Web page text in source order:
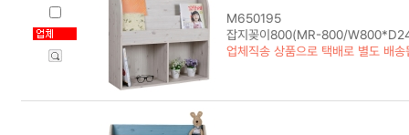
M650195
잡지꽂이800(MR-800/
업체직송 상품으로 택배로 별도 배송